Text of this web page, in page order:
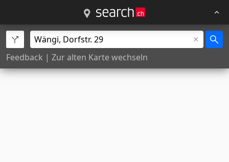
Feedback | Zur alten Karte wechseln